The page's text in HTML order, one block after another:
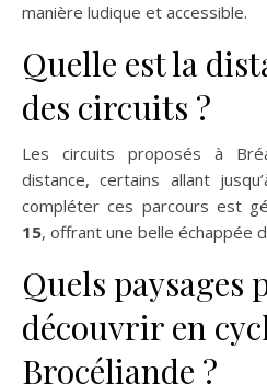
manière ludique et accessible.
Quelle est la
des circuits ?
Les circuits proposés à
distance, certains allant
compléter ces parcours est
15, offrant une belle échappée
Quels paysages
découvrir en
Brocéliande ?